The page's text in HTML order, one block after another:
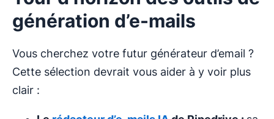
génération d’e-mails
Vous cherchez votre futur générateur d’email ?
Cette sélection devrait vous aider à y voir plus
clair :